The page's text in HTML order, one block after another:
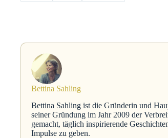
Bettina Sahling
Bettina Sahling ist die Gründerin und
seiner Gründung im Jahr 2009 der
gemacht, täglich inspirierende
Impulse zu geben.